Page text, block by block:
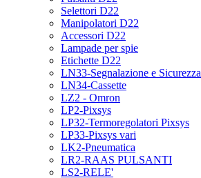
Selettori D22
Manipolatori D22
Accessori D22
Lampade per spie
Etichette D22
LN33-Segnalazione e Sicurezza
LN34-Cassette
LZ2 - Omron
LP2-Pixsys
LP32-Termoregolatori Pixsys
LP33-Pixsys vari
LK2-Pneumatica
LR2-RAAS PULSANTI
LS2-RELE'